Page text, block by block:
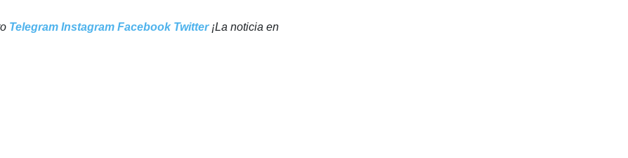
Telegram Instagram Facebook Twitter¡La noticia en